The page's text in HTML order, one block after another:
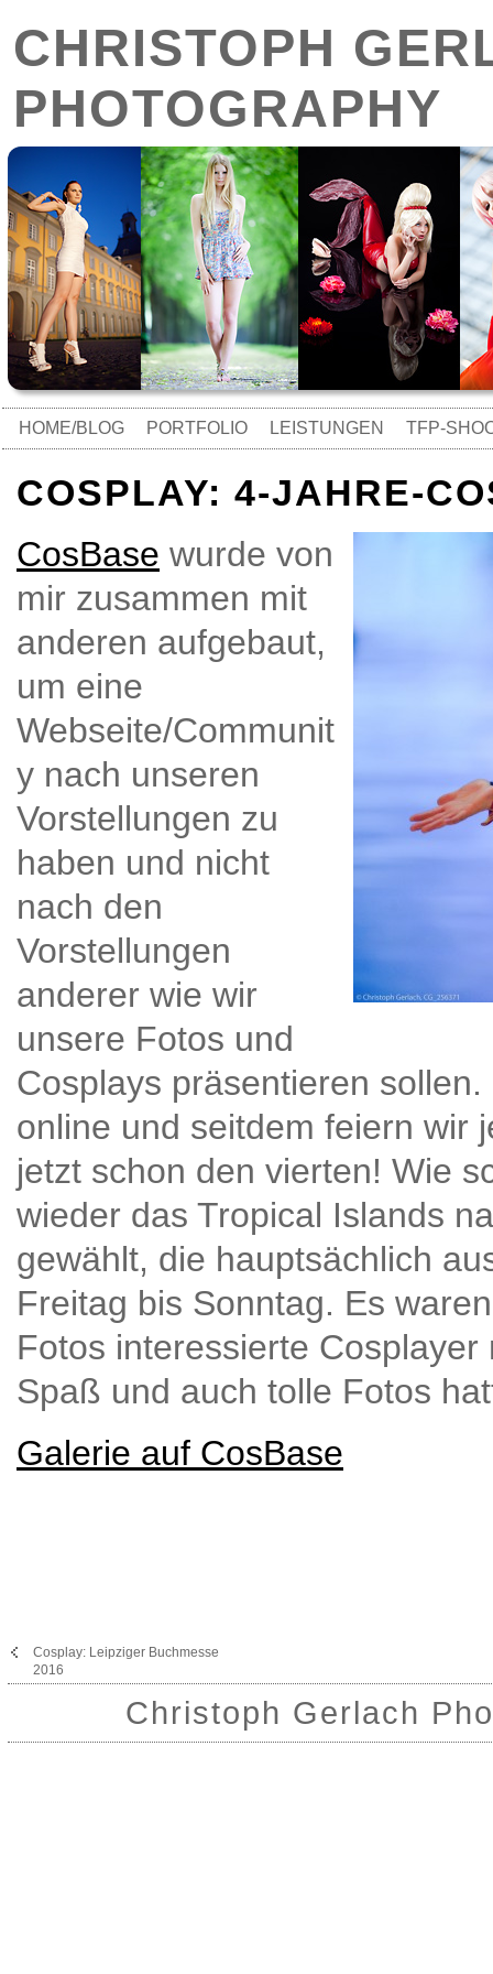
CHRISTOPH
PHOTOGRAPHY
HOME/BLOG PORTFOLIO LEISTUNGEN TFP-
COSPLAY: 4-JAHRE-
CosBase wurde von
mir zusammen mit
anderen aufgebaut,
um eine
Webseite/Communit
y nach unseren
Vorstellungen zu
haben und nicht
nach den
Vorstellungen
anderer wie wir
unsere Fotos und
Cosplays präsentieren
online und seitdem feiern wir
jetzt schon den vierten! Wie
wieder das Tropical Islands
gewählt, die hauptsächlich
Freitag bis Sonntag. Es
Fotos interessierte
Spaß und auch tolle Fotos
Galerie auf CosBase
Cosplay: Leipziger Buchmesse
2016
Christoph Gerlach